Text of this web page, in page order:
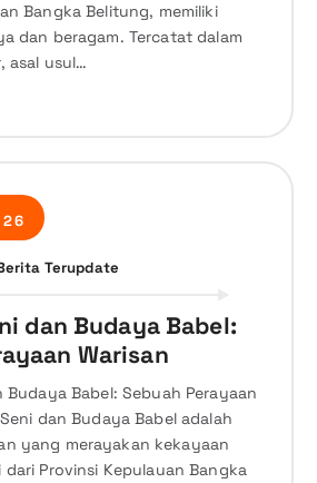
Bangka Belitung, memiliki
dan beragam. Tercatat dalam
asal usul…
Terupdate
dan Budaya Babel:
Warisan
Budaya Babel: Sebuah Perayaan
dan Budaya Babel adalah
yang merayakan kekayaan
Provinsi Kepulauan Bangka